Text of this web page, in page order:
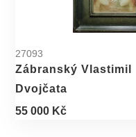
27093
Zábranský Vlastimil
Dvojčata
55 000 Kč